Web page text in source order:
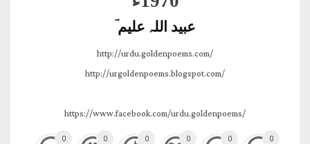
عبید اللہ علیم ؔ
http://urdu.goldenpoems.com/
http://urgoldenpoems.blogspot.com/
https://www.facebook.com/urdu.goldenpoems/
0 0 0 0 0 0